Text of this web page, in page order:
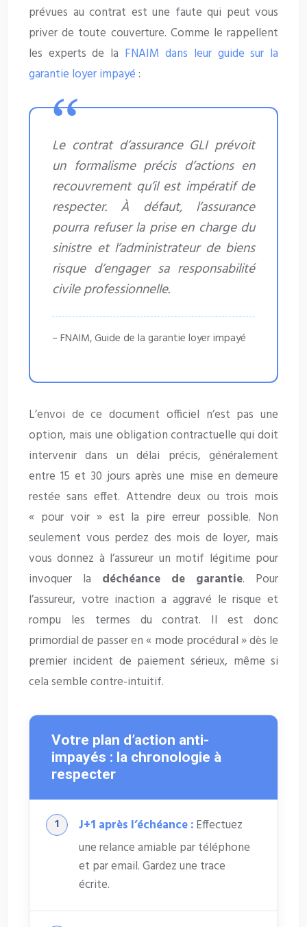
prévues au contrat est une faute qui peut vous
priver de toute couverture. Comme le rappellent
les experts de la FNAIM dans leur guide sur la
garantie loyer impayé :
Le contrat d’assurance GLI prévoit
un formalisme précis d’actions en
recouvrement qu’il est impératif de
respecter. À défaut, l’assurance
pourra refuser la prise en charge du
sinistre et l’administrateur de biens
risque d’engager sa responsabilité
civile professionnelle.
– FNAIM, Guide de la garantie loyer impayé
L’envoi de ce document officiel n’est pas une
option, mais une obligation contractuelle qui doit
intervenir dans un délai précis, généralement
entre 15 et 30 jours après une mise en demeure
restée sans effet. Attendre deux ou trois mois
« pour voir » est la pire erreur possible. Non
seulement vous perdez des mois de loyer, mais
vous donnez à l’assureur un motif légitime pour
invoquer la déchéance de garantie. Pour
l’assureur, votre inaction a aggravé le risque et
rompu les termes du contrat. Il est donc
primordial de passer en « mode procédural » dès le
premier incident de paiement sérieux, même si
cela semble contre-intuitif.
Votre plan d’action anti-
impayés : la chronologie à
respecter
J+1 après l’échéance :Effectuez
une relance amiable par téléphone
et par email. Gardez une trace
écrite.